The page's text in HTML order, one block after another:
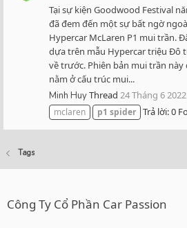
Tại sự kiện Goodwood Festival
đã đem đến một sự bất ngờ
Hypercar McLaren P1 mui trần.
dựa trên mẫu Hypercar triệu Đô
về trước. Phiên bản mui trần này
nằm ở cấu trúc mui...
Minh HuyThread 24 Tháng 6 2022
mclaren
p1 spider Trả lời: 0
Tags
Công Ty Cổ Phần Car Passion